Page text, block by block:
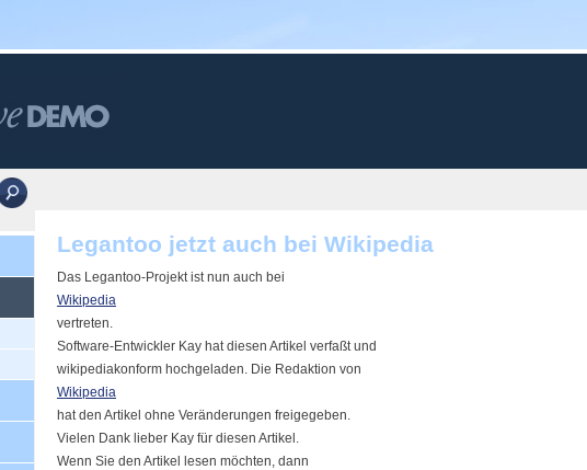
Legantoo jetzt auch bei Wikipedia
Das Legantoo-Projekt ist nun auch bei
Wikipedia
vertreten.
Software-Entwickler Kay hat diesen Artikel verfaßt und
wikipediakonform hochgeladen. Die Redaktion von
Wikipedia
hat den Artikel ohne Veränderungen freigegeben.
Vielen Dank lieber Kay für diesen Artikel.
Wenn Sie den Artikel lesen möchten, dann